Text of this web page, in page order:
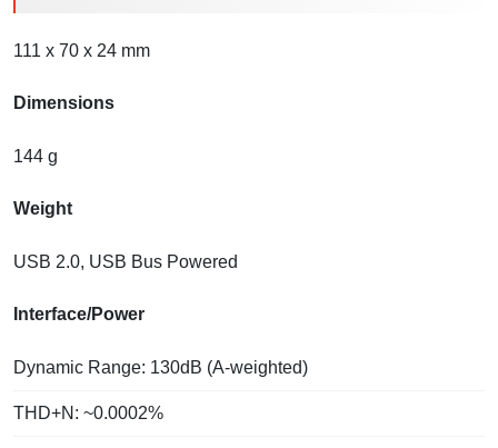
111 x 70 x 24 mm
Dimensions
144 g
Weight
USB 2.0, USB Bus Powered
Interface/Power
Dynamic Range: 130dB (A-weighted)
THD+N: ~0.0002%